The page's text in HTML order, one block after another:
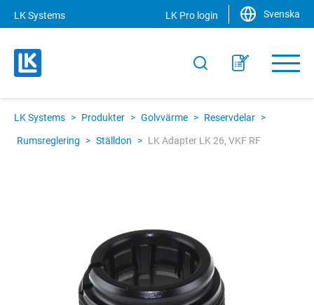
LK Systems LK Pro login Svenska
LK Systems > Produkter > Golvvärme > Reservdelar >
Rumsreglering > Ställdon > LK Adapter LK 26, VKF RF